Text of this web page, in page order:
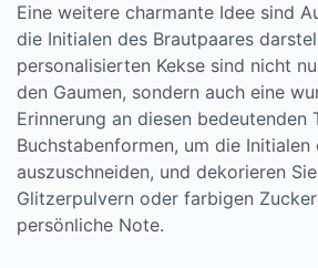
Eine weitere charmante Idee sind
die Initialen des Brautpaares
personalisierten Kekse sind nicht
den Gaumen, sondern auch eine
Erinnerung an diesen bedeutenden
Buchstabenformen, um die Initialen
auszuschneiden, und dekorieren
Glitzerpulvern oder farbigen
persönliche Note.